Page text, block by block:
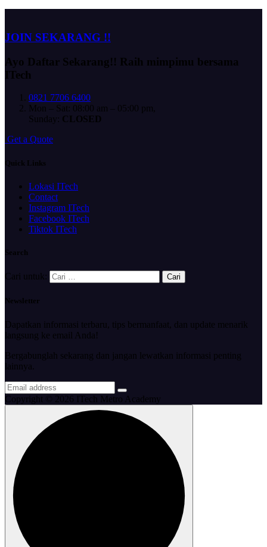
JOIN SEKARANG !!
Ayo Daftar Sekarang!! Raih mimpimu bersama
ITech
0821 7706 6400
Mon – Sat: 08:00 am – 05:00 pm,
Sunday: CLOSED
Get a Quote
Quick Links
Lokasi ITech
Contact
Instagram ITech
Facebook ITech
Tiktok ITech
Search
Cari untuk:
Newsletter
Dapatkan informasi terbaru, tips bermanfaat, dan update menarik
langsung ke email Anda!
Bergabunglah sekarang dan jangan lewatkan informasi penting
lainnya.
Copyright © 2026 ITech Metro Academy